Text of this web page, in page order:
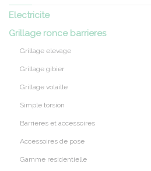
Electricite
Grillage ronce barrieres
Grillage elevage
Grillage gibier
Grillage volaille
Simple torsion
Barrieres et accessoires
Accessoires de pose
Gamme residentielle